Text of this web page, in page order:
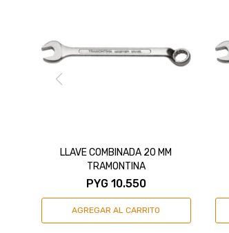
LLAVE COMBINADA 20 MM
TRAMONTINA
PYG 10.550